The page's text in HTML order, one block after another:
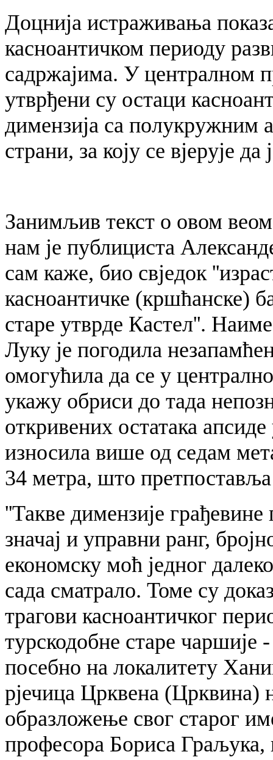
Доцнија истраживања
касноантичком периоду
садржајима. У централном
утврђени су остаци
димензија са полукружним
страни, за коју се вјерује
Занимљив текст о овом
нам је публициста
сам каже, био свједок
касноантичке (кршћанске)
старе утврде Кастел''.
Луку је погодила
омогућила да се у
укажу обриси до тада
откривених остатака апсиде
износила више од седам
34 метра, што
''Такве димензије грађевине
значај и управни ранг,
економску моћ једног
сада сматрало. Томе су
трагови касноантичког
турскодобне старе чаршије
посебно на локалитету
рјечица Црквена (Црквина)
образложење свог старог
професора Бориса Граљука,